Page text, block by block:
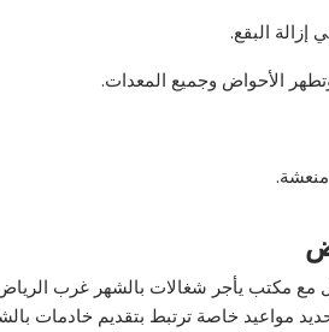
البقع.
الأحواض وجميع المعدات.
منعشة.
مع مكتب يأجر شغالات بالشهر غرب
تحديد مواعيد خاصة ترتبط بتقديم خادمات